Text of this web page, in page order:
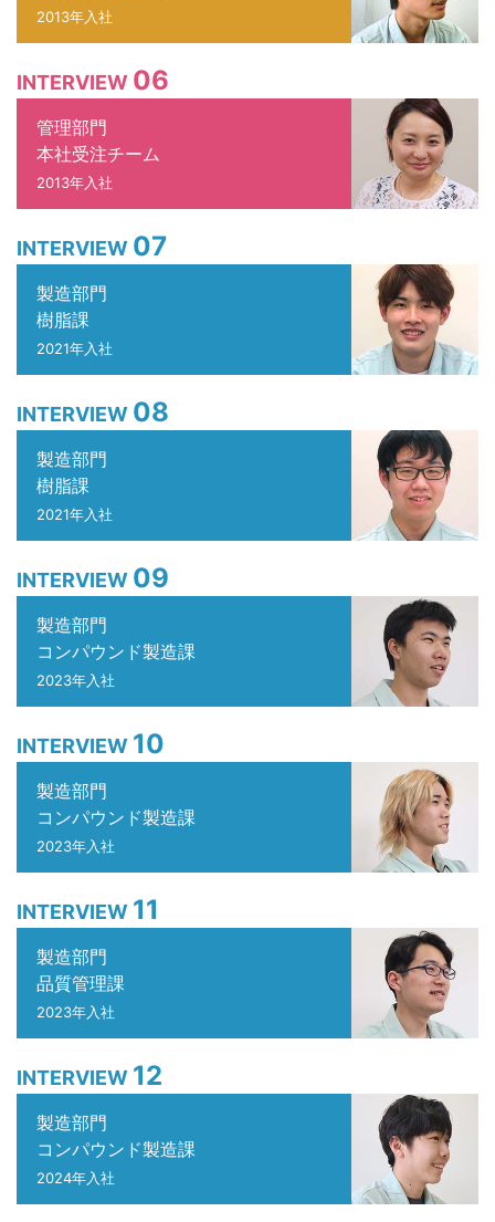
2013年入社
INTERVIEW 06
管理部門
本社受注チーム
2013年入社
INTERVIEW 07
製造部門
樹脂課
2021年入社
INTERVIEW 08
製造部門
樹脂課
2021年入社
INTERVIEW 09
製造部門
コンパウンド製造課
2023年入社
INTERVIEW 10
製造部門
コンパウンド製造課
2023年入社
INTERVIEW 11
製造部門
品質管理課
2023年入社
INTERVIEW 12
製造部門
コンパウンド製造課
2024年入社